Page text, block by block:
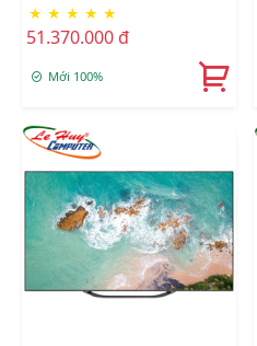
★ ★ ★ ★ ★
51.370.000 đ
Mới 100%